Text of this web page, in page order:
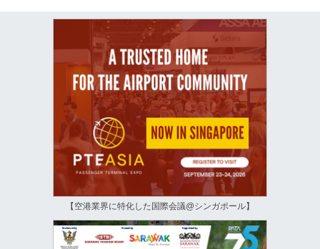
【空港業界に特化した国際会議@シンガポール】